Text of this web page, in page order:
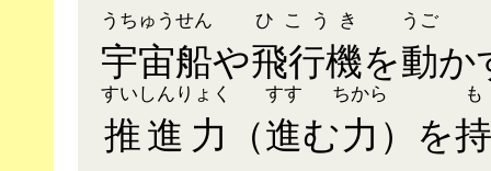
宇宙船
うちゅうせん
や飛行機
ひこうき
を動
うご
か
推進力
すいしんりょく
（進
すす
む力
ちから
）を持
も